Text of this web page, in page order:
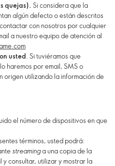
quejas). Si considera que la
algún defecto o están descritos
con nosotros por cualquier
a nuestro equipo de atención al
usted. Si tuviéramos que
haremos por email, SMS o
origen utilizando la información de
el número de dispositivos en que
términos, usted podrá:
streaminga una copia de la
consultar, utilizar y mostrar la